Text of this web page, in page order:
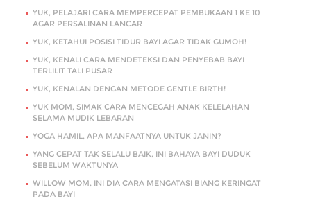
YUK, PELAJARI CARA MEMPERCEPAT PEMBUKAAN 1 KE 10
AGAR PERSALINAN LANCAR
YUK, KETAHUI POSISI TIDUR BAYI AGAR TIDAK GUMOH!
YUK, KENALI CARA MENDETEKSI DAN PENYEBAB BAYI
TERLILIT TALI PUSAR
YUK, KENALAN DENGAN METODE GENTLE BIRTH!
YUK MOM, SIMAK CARA MENCEGAH ANAK KELELAHAN
SELAMA MUDIK LEBARAN
YOGA HAMIL, APA MANFAATNYA UNTUK JANIN?
YANG CEPAT TAK SELALU BAIK, INI BAHAYA BAYI DUDUK
SEBELUM WAKTUNYA
WILLOW MOM, INI DIA CARA MENGATASI BIANG KERINGAT
PADA BAYI